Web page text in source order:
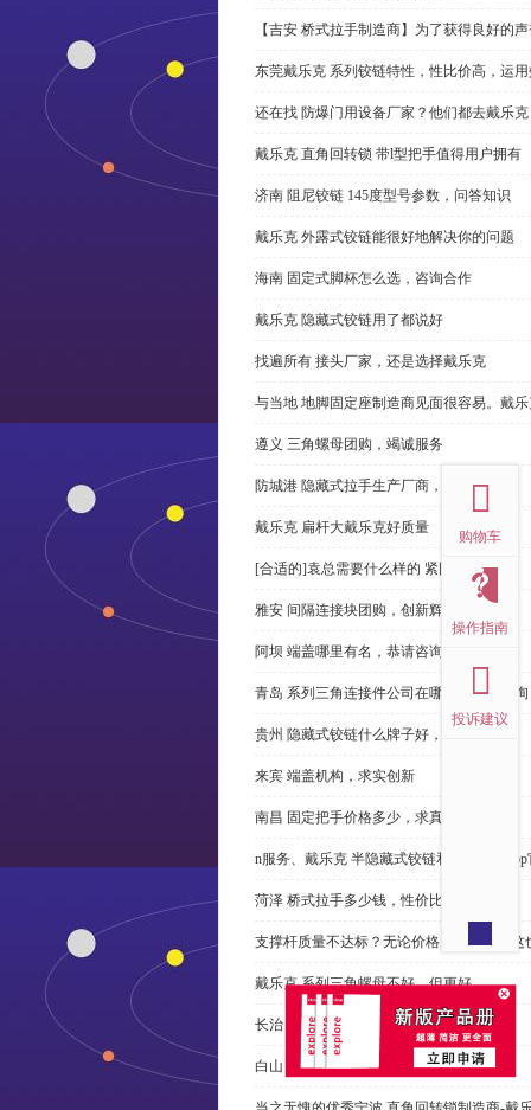
【吉安 桥式拉手制造商】为了获得良好的
东莞戴乐克 系列铰链特性，性比价高，运
还在找 防爆门用设备厂家？他们都去戴乐克
戴乐克 直角回转锁 带l型把手值得用户拥有
济南 阻尼铰链 145度型号参数，问答知识
戴乐克 外露式铰链能很好地解决你的问题
海南 固定式脚杯怎么选，咨询合作
戴乐克 隐藏式铰链用了都说好
找遍所有 接头厂家，还是选择戴乐克
与当地 地脚固定座制造商见面很容易。戴
遵义 三角螺母团购，竭诚服务
防城港 隐藏式拉手生产厂商，尊重客户
戴乐克 扁杆大戴乐克好质量
[合适的]袁总需要什么样的 紧固件？
雅安 间隔连接块团购，创新辉煌
阿坝 端盖哪里有名，恭请咨询
青岛 系列三角连接件公司在哪里，免费咨询
贵州 隐藏式铰链什么牌子好，恭请来电
来宾 端盖机构，求实创新
南昌 固定把手价格多少，求真务实
n服务、戴乐克 半隐藏式铰链和米乐体育
菏泽 桥式拉手多少钱，性价比高
支撑杆质量不达标？无论价格多么便宜，这
戴乐克 系列三角螺母不好，但更好
长治 外露式铰链、戴乐克和承诺戴乐克
白山 工具锁芯价格多少，科普
购物车
操作指南
投诉建议